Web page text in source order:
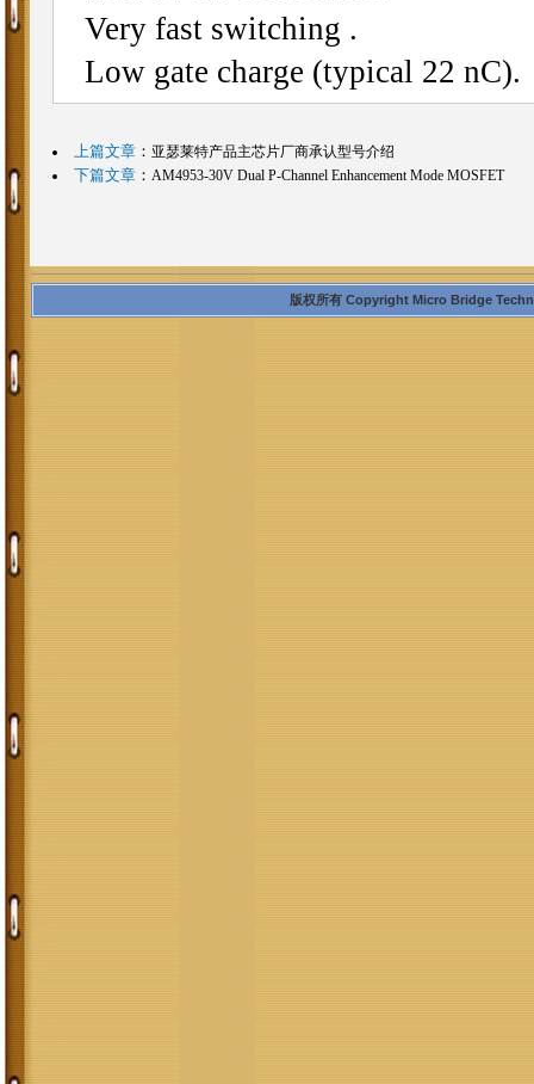
Very fast switching .
Low gate charge (typical 22 nC).
上篇文章： 亚瑟莱特产品主芯片厂商承认型号介绍
下篇文章： AM4953-30V Dual P-Channel Enhancement Mode MOSFET
版权所有 Copyright Micro Bridge